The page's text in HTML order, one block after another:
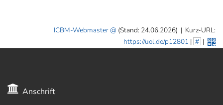
ICBM-Webmaster (Stand: 24.06.2026) | Kurz-URL:
https://uol.de/p12801 | # |
Anschrift